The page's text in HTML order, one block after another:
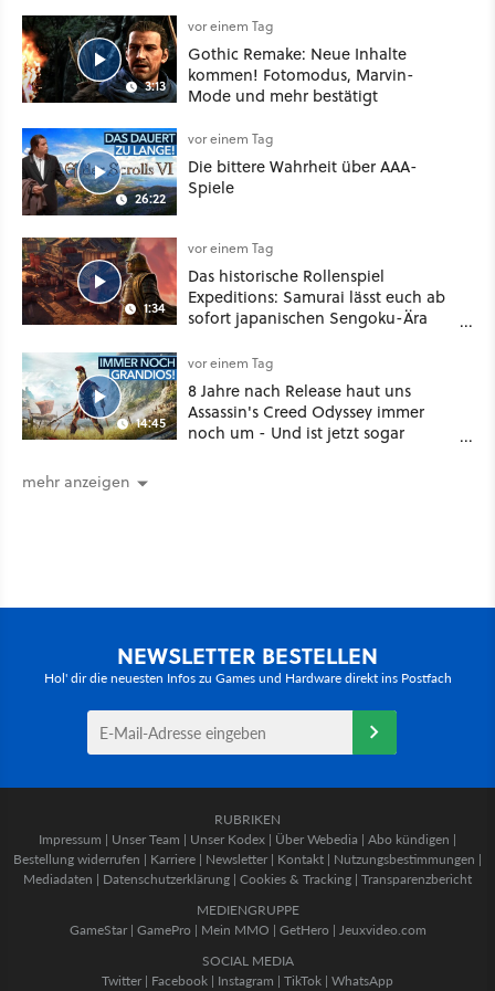
Klasse
3:13
vor einem Tag
Gothic Remake: Neue Inhalte
kommen! Fotomodus, Marvin-
Mode und mehr bestätigt
26:22
vor einem Tag
Die bittere Wahrheit über AAA-
Spiele
1:34
vor einem Tag
Das historische Rollenspiel
Expeditions: Samurai lässt euch ab
sofort japanischen Sengoku-Ära
oder Diplomatie
14:45
vor einem Tag
8 Jahre nach Release haut uns
Assassin's Creed Odyssey immer
noch um - Und ist jetzt sogar
mehr anzeigen
NEWSLETTER BESTELLEN
Hol' dir die neuesten Infos zu Games und Hardware direkt ins Postfach
RUBRIKEN
Impressum | Unser Team | Unser Kodex | Über Webedia | Abo kündigen |
Bestellung widerrufen | Karriere | Newsletter | Kontakt | Nutzungsbestimmungen |
Mediadaten | Datenschutzerklärung | Cookies & Tracking | Transparenzbericht
MEDIENGRUPPE
GameStar| GamePro | Mein MMO | GetHero | Jeuxvideo.com
SOCIAL MEDIA
Twitter | Facebook | Instagram | TikTok | WhatsApp